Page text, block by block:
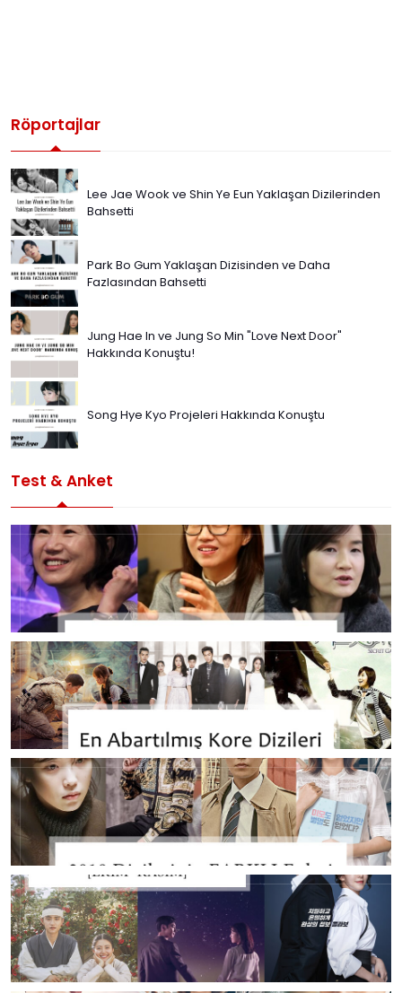
Röportajlar
Lee Jae Wook ve Shin Ye Eun Yaklaşan Dizilerinden
Bahsetti
Park Bo Gum Yaklaşan Dizisinden ve Daha
Fazlasından Bahsetti
Jung Hae In ve Jung So Min "Love Next Door"
Hakkında Konuştu!
Song Hye Kyo Projeleri Hakkında Konuştu
Test & Anket